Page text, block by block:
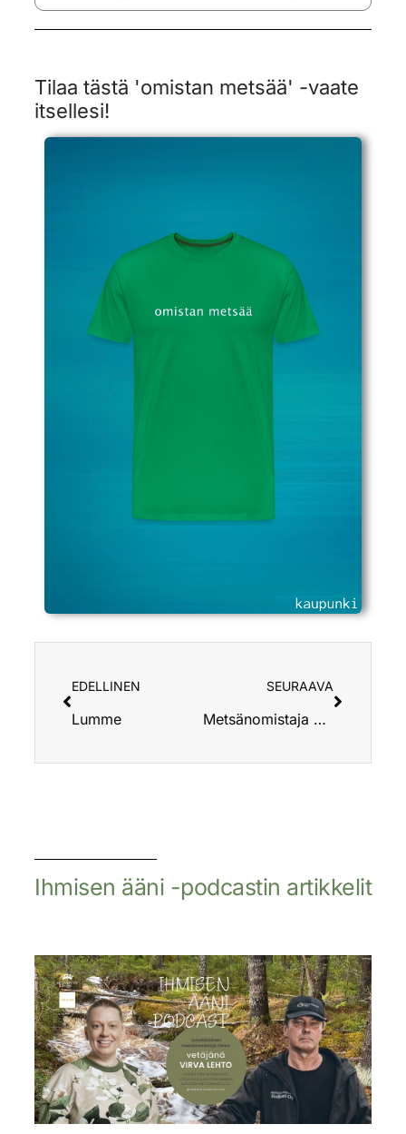
Tilaa tästä 'omistan metsää' -vaate
itsellesi!
EDELLINEN
Lumme
SEURAAVA
Metsänomistaja Liisa – Ihmisen ääni -podcast
Ihmisen ääni -podcastin artikkelit